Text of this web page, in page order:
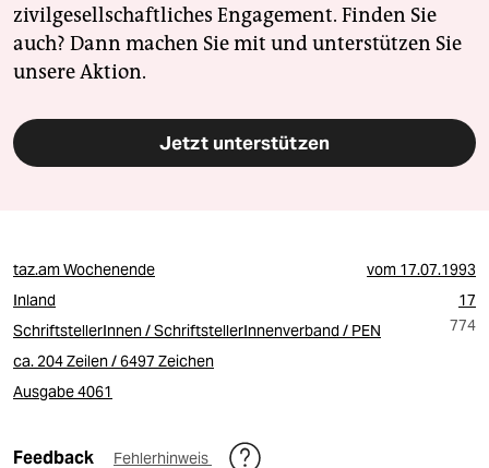
zivilgesellschaftliches Engagement. Finden Sie
auch? Dann machen Sie mit und unterstützen Sie
unsere Aktion.
Jetzt unterstützen
taz.am Wochenende vom 17.07.1993
Inland
17
SchriftstellerInnen / SchriftstellerInnenverband / PEN
774
ca. 204 Zeilen / 6497 Zeichen
Ausgabe 4061
Feedback Fehlerhinweis